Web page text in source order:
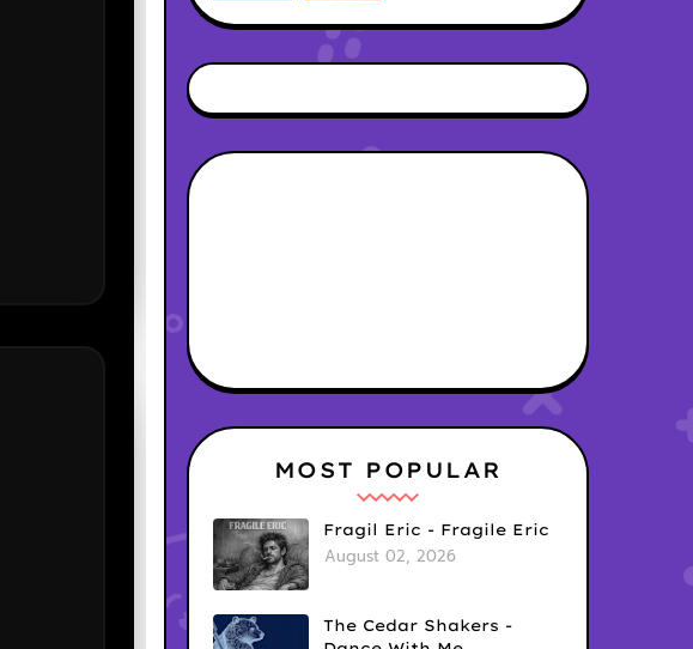
MOST POPULAR
Fragil Eric - Fragile Eric
August 02, 2026
The Cedar Shakers -